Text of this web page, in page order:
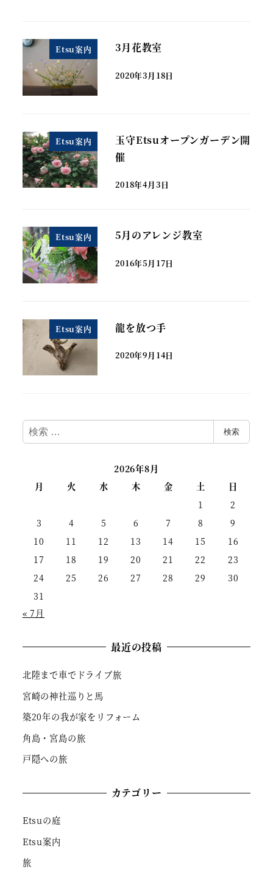
Etsu案内 3月花教室
2020年3月18日
Etsu案内
玉守Etsuオープンガーデン開
催
2018年4月3日
Etsu案内 5月のアレンジ教室
2016年5月17日
Etsu案内 龍を放つ手
2020年9月14日
検
索
検索
2026年8月
月
火 水 木 金 土
日
1
2
3
4 5 6 7 8
9
10
11 12 13 14 15
16
17
18 19 20 21 22
23
24
25 26 27 28 29
30
31
« 7月
最近の投稿
北陸まで車でドライブ旅
宮崎の神社巡りと馬
築20年の我が家をリフォーム
角島・宮島の旅
戸隠への旅
カテゴリー
Etsuの庭
Etsu案内
旅